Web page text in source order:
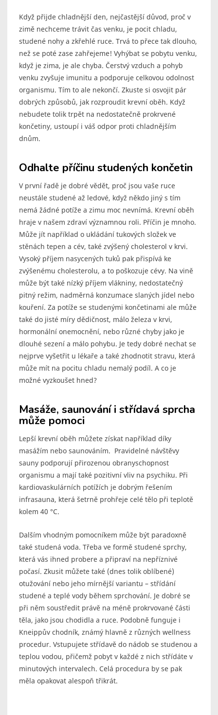
Když přijde chladnější den, nejčastější důvod, proč v
zimě nechceme trávit čas venku, je pocit chladu,
studené nohy a zkřehlé ruce. Trvá to přece tak dlouho,
než se poté zase zahřejeme! Vyhýbat se pobytu venku,
když je zima, je ale chyba. Čerstvý vzduch a pohyb
venku zvyšuje imunitu a podporuje celkovou odolnost
organismu. Tím to ale nekončí. Zkuste si osvojit pár
dobrých způsobů, jak rozproudit krevní oběh. Když
nebudete tolik trpět na nedostatečně prokrvené
končetiny, ustoupí i váš odpor proti chladnějším
dnům.
Odhalte příčinu studených končetin
V první řadě je dobré vědět, proč jsou vaše ruce
neustále studené až ledové, když někdo jiný s tím
nemá žádné potíže a zimu moc nevnímá. Krevní oběh
hraje v našem zdraví významnou roli. Příčin je mnoho.
Může jít například o ukládání tukových složek ve
stěnách tepen a cév, také zvýšený cholesterol v krvi.
Vysoký příjem nasycených tuků pak přispívá ke
zvýšenému cholesterolu, a to poškozuje cévy. Na vině
může být také nízký příjem vlákniny, nedostatečný
pitný režim, nadměrná konzumace slaných jídel nebo
kouření. Za potíže se studenými končetinami ale může
také do jisté míry dědičnost, málo železa v krvi,
hormonální onemocnění, nebo různé chyby jako je
dlouhé sezení a málo pohybu. Je tedy dobré nechat se
nejprve vyšetřit u lékaře a také zhodnotit stravu, která
může mít na pocitu chladu nemalý podíl. A co je
možné vyzkoušet hned?
Masáže, saunování i střídavá sprcha
může pomoci
Lepší krevní oběh můžete získat například díky
masážím nebo saunováním. Pravidelné návštěvy
sauny podporují přirozenou obranyschopnost
organismu a mají také pozitivní vliv na psychiku. Při
kardiovaskulárních potížích je dobrým řešením
infrasauna, která šetrně prohřeje celé tělo při teplotě
kolem 40 °C.
Dalším vhodným pomocníkem může být paradoxně
také studená voda. Třeba ve formě studené sprchy,
která vás ihned probere a připraví na nepříznivé
počasí. Zkusit můžete také (dnes tolik oblíbené)
otužování nebo jeho mírnější variantu – střídání
studené a teplé vody během sprchování. Je dobré se
při něm soustředit právě na méně prokrvované části
těla, jako jsou chodidla a ruce. Podobně funguje i
Kneippův chodník, známý hlavně z různých wellness
procedur. Vstupujete střídavě do nádob se studenou a
teplou vodou, přičemž pobyt v každé z nich střídáte v
minutových intervalech. Celá procedura by se pak
měla opakovat alespoň třikrát.